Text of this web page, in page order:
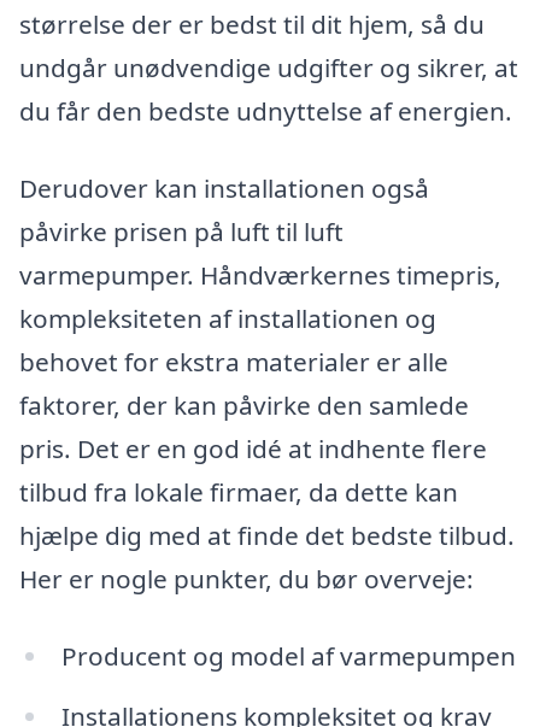
størrelse der er bedst til dit hjem, så du
undgår unødvendige udgifter og sikrer, at
du får den bedste udnyttelse af energien.
Derudover kan installationen også
påvirke prisen på luft til luft
varmepumper. Håndværkernes timepris,
kompleksiteten af installationen og
behovet for ekstra materialer er alle
faktorer, der kan påvirke den samlede
pris. Det er en god idé at indhente flere
tilbud fra lokale firmaer, da dette kan
hjælpe dig med at finde det bedste tilbud.
Her er nogle punkter, du bør overveje:
Producent og model af varmepumpen
Installationens kompleksitet og krav